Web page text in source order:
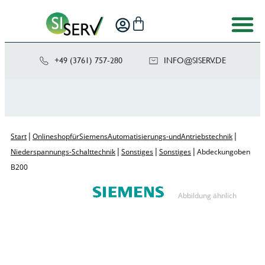
+49 (3761) 757-280 ED.VRE
SIS@OF
NI
Start | Onlineshop für Siemens Automatisierungs- und Antriebstechnik |
Niederspannungs-Schalttechnik | Sonstiges | Sonstiges | Abdeckung oben
B200
Abbildung ähnlich